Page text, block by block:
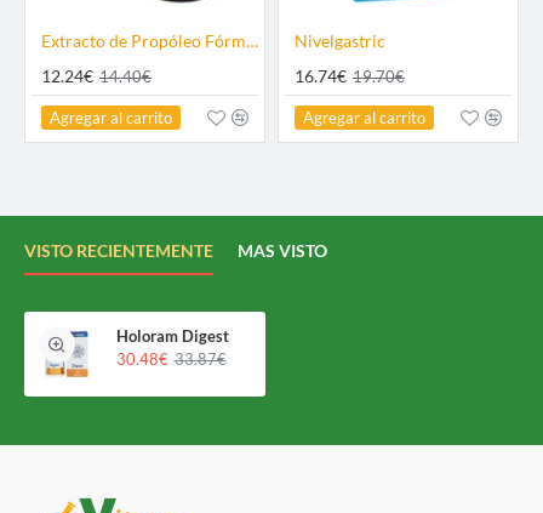
Extracto de Propóleo Fórmula XXI
12.24€ 14.40€
Agregar al carrito
Nivelgastric
16.74€ 19.70€
Agregar al carrito
VISTO RECIENTEMENTE MAS VISTO
Holoram Digest
30.48€ 33.87€